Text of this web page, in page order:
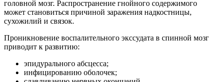
головной мозг. Распространение гнойного содержимого
может становиться причиной заражения надкостницы,
сухожилий и связок.
Проникновение воспалительного экссудата в спинной мозг
приводит к развитию:
эпидурального абсцесса;
инфицированию оболочек;